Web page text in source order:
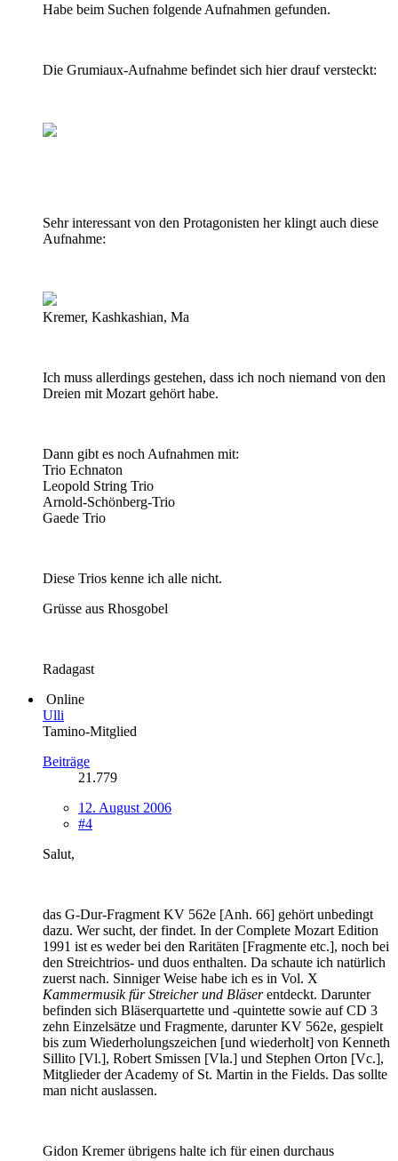
Habe beim Suchen folgende Aufnahmen gefunden.
Die Grumiaux-Aufnahme befindet sich hier drauf versteckt:
Sehr interessant von den Protagonisten her klingt auch diese
Aufnahme:
Kremer, Kashkashian, Ma
Ich muss allerdings gestehen, dass ich noch niemand von den
Dreien mit Mozart gehört habe.
Dann gibt es noch Aufnahmen mit:
Trio Echnaton
Leopold String Trio
Arnold-Schönberg-Trio
Gaede Trio
Diese Trios kenne ich alle nicht.
Grüsse aus Rhosgobel
Radagast
Online
Ulli
Tamino-Mitglied
Beiträge
21.779
12. August 2006
#4
Salut,
das G-Dur-Fragment KV 562e [Anh. 66] gehört unbedingt
dazu. Wer sucht, der findet. In der Complete Mozart Edition
1991 ist es weder bei den Raritäten [Fragmente etc.], noch bei
den Streichtrios- und duos enthalten. Da schaute ich natürlich
zuerst nach. Sinniger Weise habe ich es in Vol. X
Kammermusik für Streicher und Bläserentdeckt. Darunter
befinden sich Bläserquartette und -quintette sowie auf CD 3
zehn Einzelsätze und Fragmente, darunter KV 562e, gespielt
bis zum Wiederholungszeichen [und wiederholt] von Kenneth
Sillito [Vl.], Robert Smissen [Vla.] und Stephen Orton [Vc.],
Mitglieder der Academy of St. Martin in the Fields. Das sollte
man nicht auslassen.
Gidon Kremer übrigens halte ich für einen durchaus